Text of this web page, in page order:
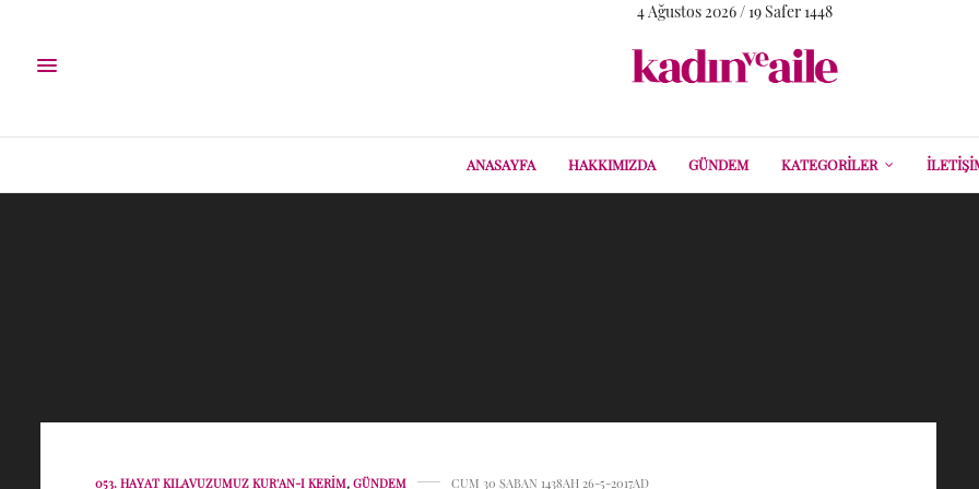
4 Ağustos 2026 / 19 Safer 1448
ANASAYFA HAKKIMIZDA GÜNDEM KATEGORILER
053. HAYAT KILAVUZUMUZ KUR'AN-I KERIM, GÜNDEM CUM 30 ŞABAN 1438AH 26-5-2017AD